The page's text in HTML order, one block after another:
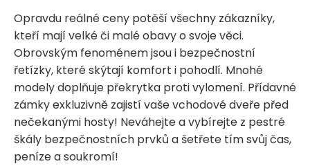
Opravdu reálné ceny potěší všechny zákazníky,
kteří mají velké či malé obavy o svoje věci.
Obrovským fenoménem jsou i bezpečnostní
řetízky, které skýtají komfort i pohodlí. Mnohé
modely doplňuje překrytka proti vylomení. Přídavné
zámky exkluzivně zajistí vaše vchodové dveře před
nečekanými hosty! Neváhejte a vybírejte z pestré
škály bezpečnostních prvků a šetřete tím svůj čas,
peníze a soukromí!